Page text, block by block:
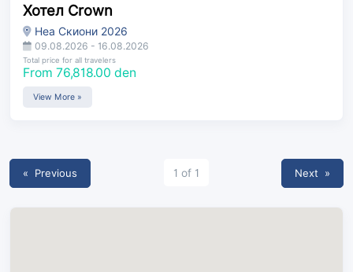
Хотел Crown
Неа Скиони 2026
09.08.2026 - 16.08.2026
Total price for all travelers
From 76,818.00 den
View More »
« Previous 1 of 1 Next »